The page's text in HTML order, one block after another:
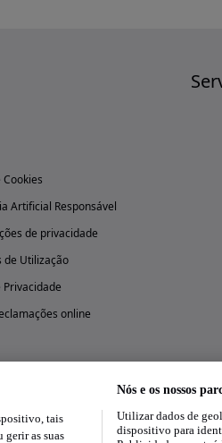
Cookies
Artificial Responsável
de privacidade
de Utilização
Privacidade
online
Experimenta a
tais
gerir as suas
Nós e os nossos
Utilizar dados de
dispositivo para